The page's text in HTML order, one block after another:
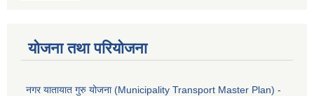
योजना तथा परियोजना
नगर यातायात गुरु योजना (Municipality Transport Master Plan) -